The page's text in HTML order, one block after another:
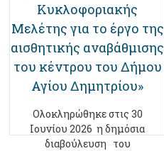
Κυκλοφοριακής
Μελέτης για το έργο της
αισθητικής αναβάθμισης
του κέντρου του Δήμου
Αγίου Δημητρίου»
Ολοκληρώθηκε στις 30
Ιουνίου 2026 η δημόσια
διαβούλευση του